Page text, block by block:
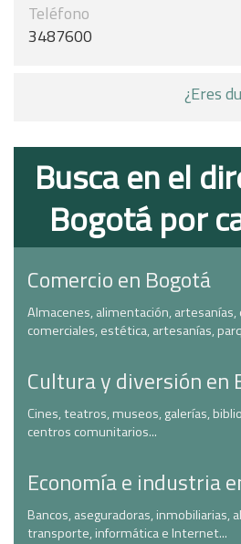
Teléfono
3487600
¿Eres
Busca en el
Bogotá por
Comercio en Bogotá
Almacenes, alimentación,
comerciales, estética, artesanías,
Cultura y diversión en
Cines, teatros, museos, galerías,
centros comunitarios...
Economía e industria
Bancos, aseguradoras, inmobiliarias,
transporte, informática e Internet...